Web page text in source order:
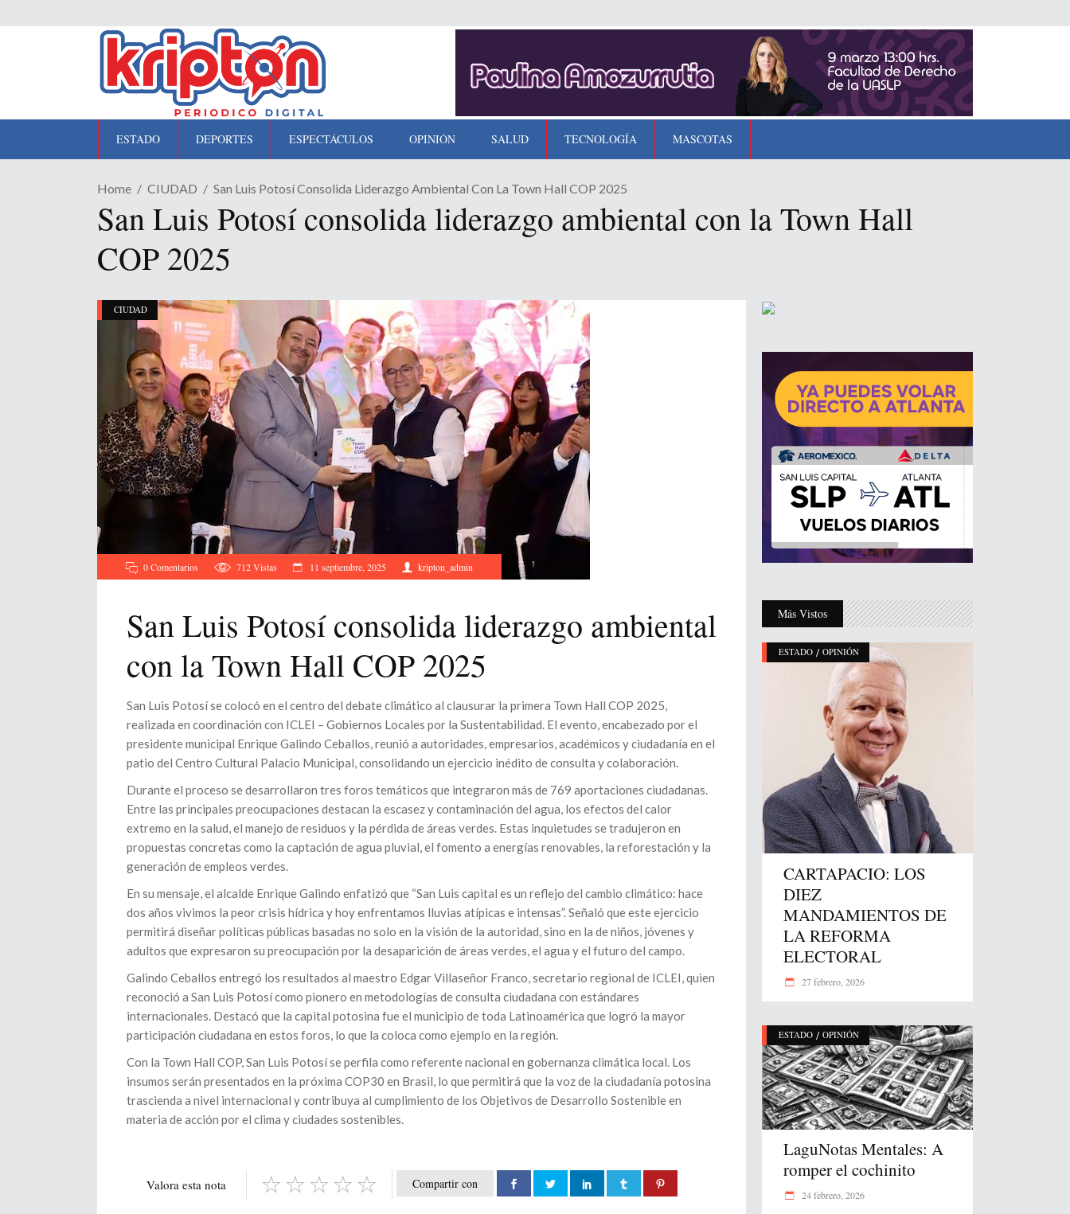
ESTADO DEPORTES ESPECTÁCULOS OPINIÓN SALUD TECNOLOGÍA MASCOTAS
Home CIUDAD San Luis Potosí Consolida Liderazgo Ambiental Con La Town Hall COP 2025
San Luis Potosí consolida liderazgo ambiental con la Town Hall
COP 2025
CIUDAD
0 Comentarios 712Vistas 11 septiembre, 2025 kripton_admin
San Luis Potosí consolida liderazgo ambiental
con la Town Hall COP 2025
San Luis Potosí se colocó en el centro del debate climático al clausurar la primera Town Hall COP 2025,
realizada en coordinación con ICLEI – Gobiernos Locales por la Sustentabilidad. El evento, encabezado por el
presidente municipal Enrique Galindo Ceballos, reunió a autoridades, empresarios, académicos y ciudadanía en el
patio del Centro Cultural Palacio Municipal, consolidando un ejercicio inédito de consulta y colaboración.
Durante el proceso se desarrollaron tres foros temáticos que integraron más de 769 aportaciones ciudadanas.
Entre las principales preocupaciones destacan la escasez y contaminación del agua, los efectos del calor
extremo en la salud, el manejo de residuos y la pérdida de áreas verdes. Estas inquietudes se tradujeron en
propuestas concretas como la captación de agua pluvial, el fomento a energías renovables, la reforestación y la
generación de empleos verdes.
En su mensaje, el alcalde Enrique Galindo enfatizó que “San Luis capital es un reflejo del cambio climático: hace
dos años vivimos la peor crisis hídrica y hoy enfrentamos lluvias atípicas e intensas”. Señaló que este ejercicio
permitirá diseñar políticas públicas basadas no solo en la visión de la autoridad, sino en la de niños, jóvenes y
adultos que expresaron su preocupación por la desaparición de áreas verdes, el agua y el futuro del campo.
Galindo Ceballos entregó los resultados al maestro Edgar Villaseñor Franco, secretario regional de ICLEI, quien
reconoció a San Luis Potosí como pionero en metodologías de consulta ciudadana con estándares
internacionales. Destacó que la capital potosina fue el municipio de toda Latinoamérica que logró la mayor
participación ciudadana en estos foros, lo que la coloca como ejemplo en la región.
Con la Town Hall COP, San Luis Potosí se perfila como referente nacional en gobernanza climática local. Los
insumos serán presentados en la próxima COP30 en Brasil, lo que permitirá que la voz de la ciudadanía potosina
trascienda a nivel internacional y contribuya al cumplimiento de los Objetivos de Desarrollo Sostenible en
materia de acción por el clima y ciudades sostenibles.
Compartir con
Valora esta nota
Más Vistos
ESTADO / OPINIÓN
CARTAPACIO: LOS
DIEZ
MANDAMIENTOS DE
LA REFORMA
ELECTORAL
27 febrero, 2026
ESTADO / OPINIÓN
LaguNotas Mentales: A
romper el cochinito
24 febrero, 2026